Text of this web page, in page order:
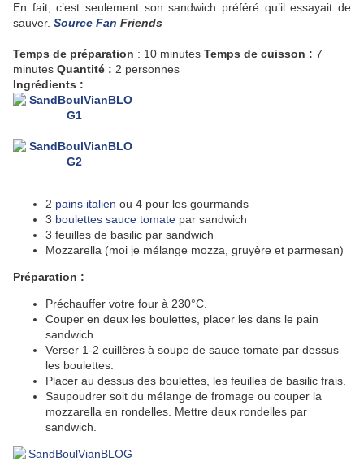
En fait, c’est seulement son sandwich préféré qu’il essayait de
sauver. Source Fan Friends
Temps de préparation : 10 minutes Temps de cuisson : 7
minutes Quantité : 2 personnes
Ingrédients :
2 pains italien ou 4 pour les gourmands
3 boulettes sauce tomate par sandwich
3 feuilles de basilic par sandwich
Mozzarella (moi je mélange mozza, gruyère et parmesan)
Préparation :
Préchauffer votre four à 230°C.
Couper en deux les boulettes, placer les dans le pain
sandwich.
Verser 1-2 cuillères à soupe de sauce tomate par dessus
les boulettes.
Placer au dessus des boulettes, les feuilles de basilic frais.
Saupoudrer soit du mélange de fromage ou couper la
mozzarella en rondelles. Mettre deux rondelles par
sandwich.